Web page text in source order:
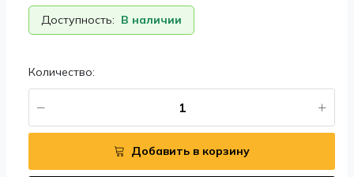
Доступность: В наличии
Количество:
Добавить в корзину